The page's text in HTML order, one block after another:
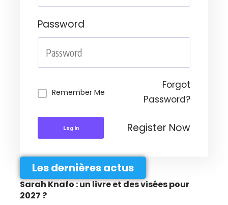
Password
Remember Me
Forgot
Password?
Log In Register Now
Les dernières actus
Sarah Knafo : un livre et des visées pour
2027 ?